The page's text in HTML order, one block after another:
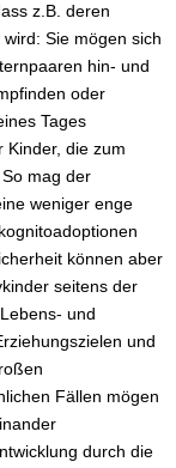
z.B. deren
Sie mögen sich
hin- und
oder
Tages
Kinder, die zum
mag der
weniger enge
können aber
seitens der
und
und
Fällen mögen
durch die